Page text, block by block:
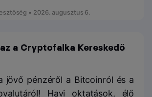
• 2026. augusztus 6.
a Cryptofalka Kereskedő
jövő pénzéről a Bitcoinról és a
Havi oktatások, élő